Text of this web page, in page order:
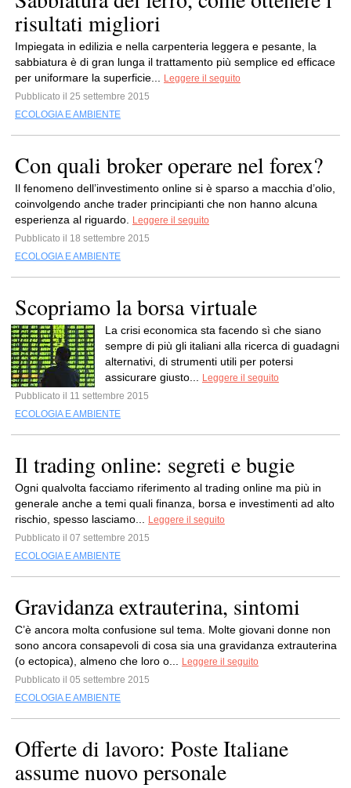
risultati migliori
Impiegata in edilizia e nella carpenteria leggera e pesante, la
sabbiatura è di gran lunga il trattamento più semplice ed efficace
per uniformare la superficie...
Leggere il seguito
Pubblicato il 25 settembre 2015
ECOLOGIA E AMBIENTE
Con quali broker operare nel forex?
Il fenomeno dell’investimento online si è sparso a macchia d’olio,
coinvolgendo anche trader principianti che non hanno alcuna
esperienza al riguardo.
Leggere il seguito
Pubblicato il 18 settembre 2015
ECOLOGIA E AMBIENTE
Scopriamo la borsa virtuale
La crisi economica sta facendo sì che siano
sempre di più gli italiani alla ricerca di guadagni
alternativi, di strumenti utili per potersi
assicurare giusto...
Leggere il seguito
Pubblicato il 11 settembre 2015
ECOLOGIA E AMBIENTE
Il trading online: segreti e bugie
Ogni qualvolta facciamo riferimento al trading online ma più in
generale anche a temi quali finanza, borsa e investimenti ad alto
rischio, spesso lasciamo...
Leggere il seguito
Pubblicato il 07 settembre 2015
ECOLOGIA E AMBIENTE
Gravidanza extrauterina, sintomi
C’è ancora molta confusione sul tema. Molte giovani donne non
sono ancora consapevoli di cosa sia una gravidanza extrauterina
(o ectopica), almeno che loro o...
Leggere il seguito
Pubblicato il 05 settembre 2015
ECOLOGIA E AMBIENTE
Offerte di lavoro: Poste Italiane
assume nuovo personale